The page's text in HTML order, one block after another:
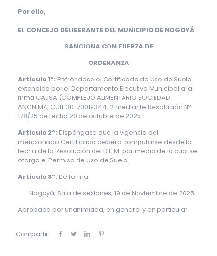
Por ello,
EL CONCEJO DELIBERANTE DEL MUNICIPIO DE NOGOYÁ
SANCIONA CON FUERZA DE
ORDENANZA
Artículo 1º: Refréndese el Certificado de Uso de Suelo
extendido por el Departamento Ejecutivo Municipal a la
firma CALISA (COMPLEJO ALIMENTARIO SOCIEDAD
ANONIMA, CUIT 30-70019344-2 mediante Resolución Nº
178/25 de fecha 20 de octubre de 2025.-
Artículo 2º: Dispóngase que la vigencia del
mencionado Certificado deberá computarse desde la
fecha de la Resolución del D.E.M. por medio de la cual se
otorga el Permiso de Uso de Suelo.
Artículo 3º: De forma.
Nogoyá, Sala de sesiones, 19 de Noviembre de 2025.-
Aprobado por unanimidad, en general y en particular.
Compartir